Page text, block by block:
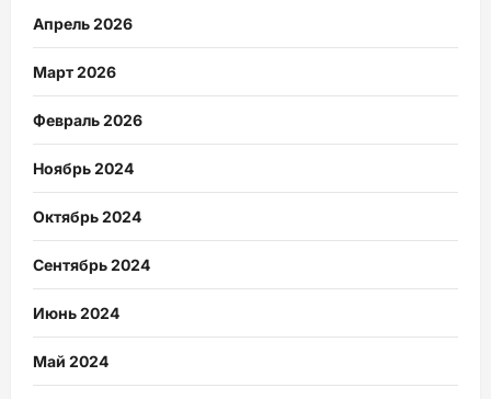
Апрель 2026
Март 2026
Февраль 2026
Ноябрь 2024
Октябрь 2024
Сентябрь 2024
Июнь 2024
Май 2024